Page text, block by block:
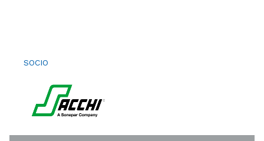
SOCIO